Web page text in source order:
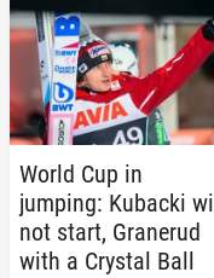
World Cup in
jumping: Kubacki will
not start, Granerud
with a Crystal Ball